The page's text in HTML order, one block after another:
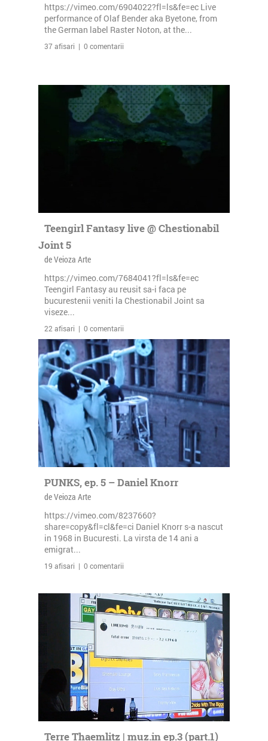
https://vimeo.com/6904022?fl=ls&fe=ec Live
performance of Olaf Bender aka Byetone, from
the German label Raster Noton, at the...
37 afisari | 0 comentarii
Teengirl Fantasy live @ Chestionabil
Joint 5
de Veioza Arte
https://vimeo.com/7684041?fl=ls&fe=ec
Teengirl Fantasy au reusit sa-i faca pe
bucurestenii veniti la Chestionabil Joint sa
viseze...
22 afisari | 0 comentarii
PUNKS, ep. 5 – Daniel Knorr
de Veioza Arte
https://vimeo.com/8237660?
share=copy&fl=cl&fe=ci Daniel Knorr s-a nascut
in 1968 in Bucuresti. La virsta de 14 ani a
emigrat...
19 afisari | 0 comentarii
Terre Thaemlitz | muz.in ep.3 (part.1)